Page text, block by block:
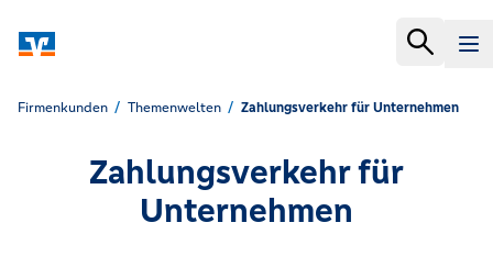
Firmenkunden Themenwelten Zahlungsverkehr für Unternehmen
Zahlungsverkehr für
Unternehmen